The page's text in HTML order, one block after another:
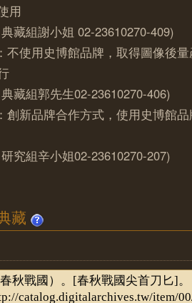
用
藏組謝小姐 02-23610270-409)
不使用史博館品牌，取得圖像後
藏組郭先生02-23610270-406)
創新品牌合作方式，使用史博館
究組辛小姐02-23610270-207)
藏